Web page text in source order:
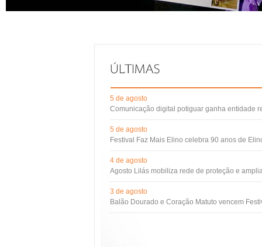
5 de agosto
Comunicação digital potiguar ganha entidade
5 de agosto
Festival Faz Mais Elino celebra 90 anos de
4 de agosto
Agosto Lilás mobiliza rede de proteção e
3 de agosto
Balão Dourado e Coração Matuto vencem